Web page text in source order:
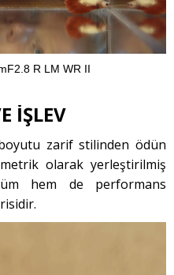
R LM WR II
İŞLEV
zarif stilinden ödün
olarak yerleştirilmiş
hem de performans